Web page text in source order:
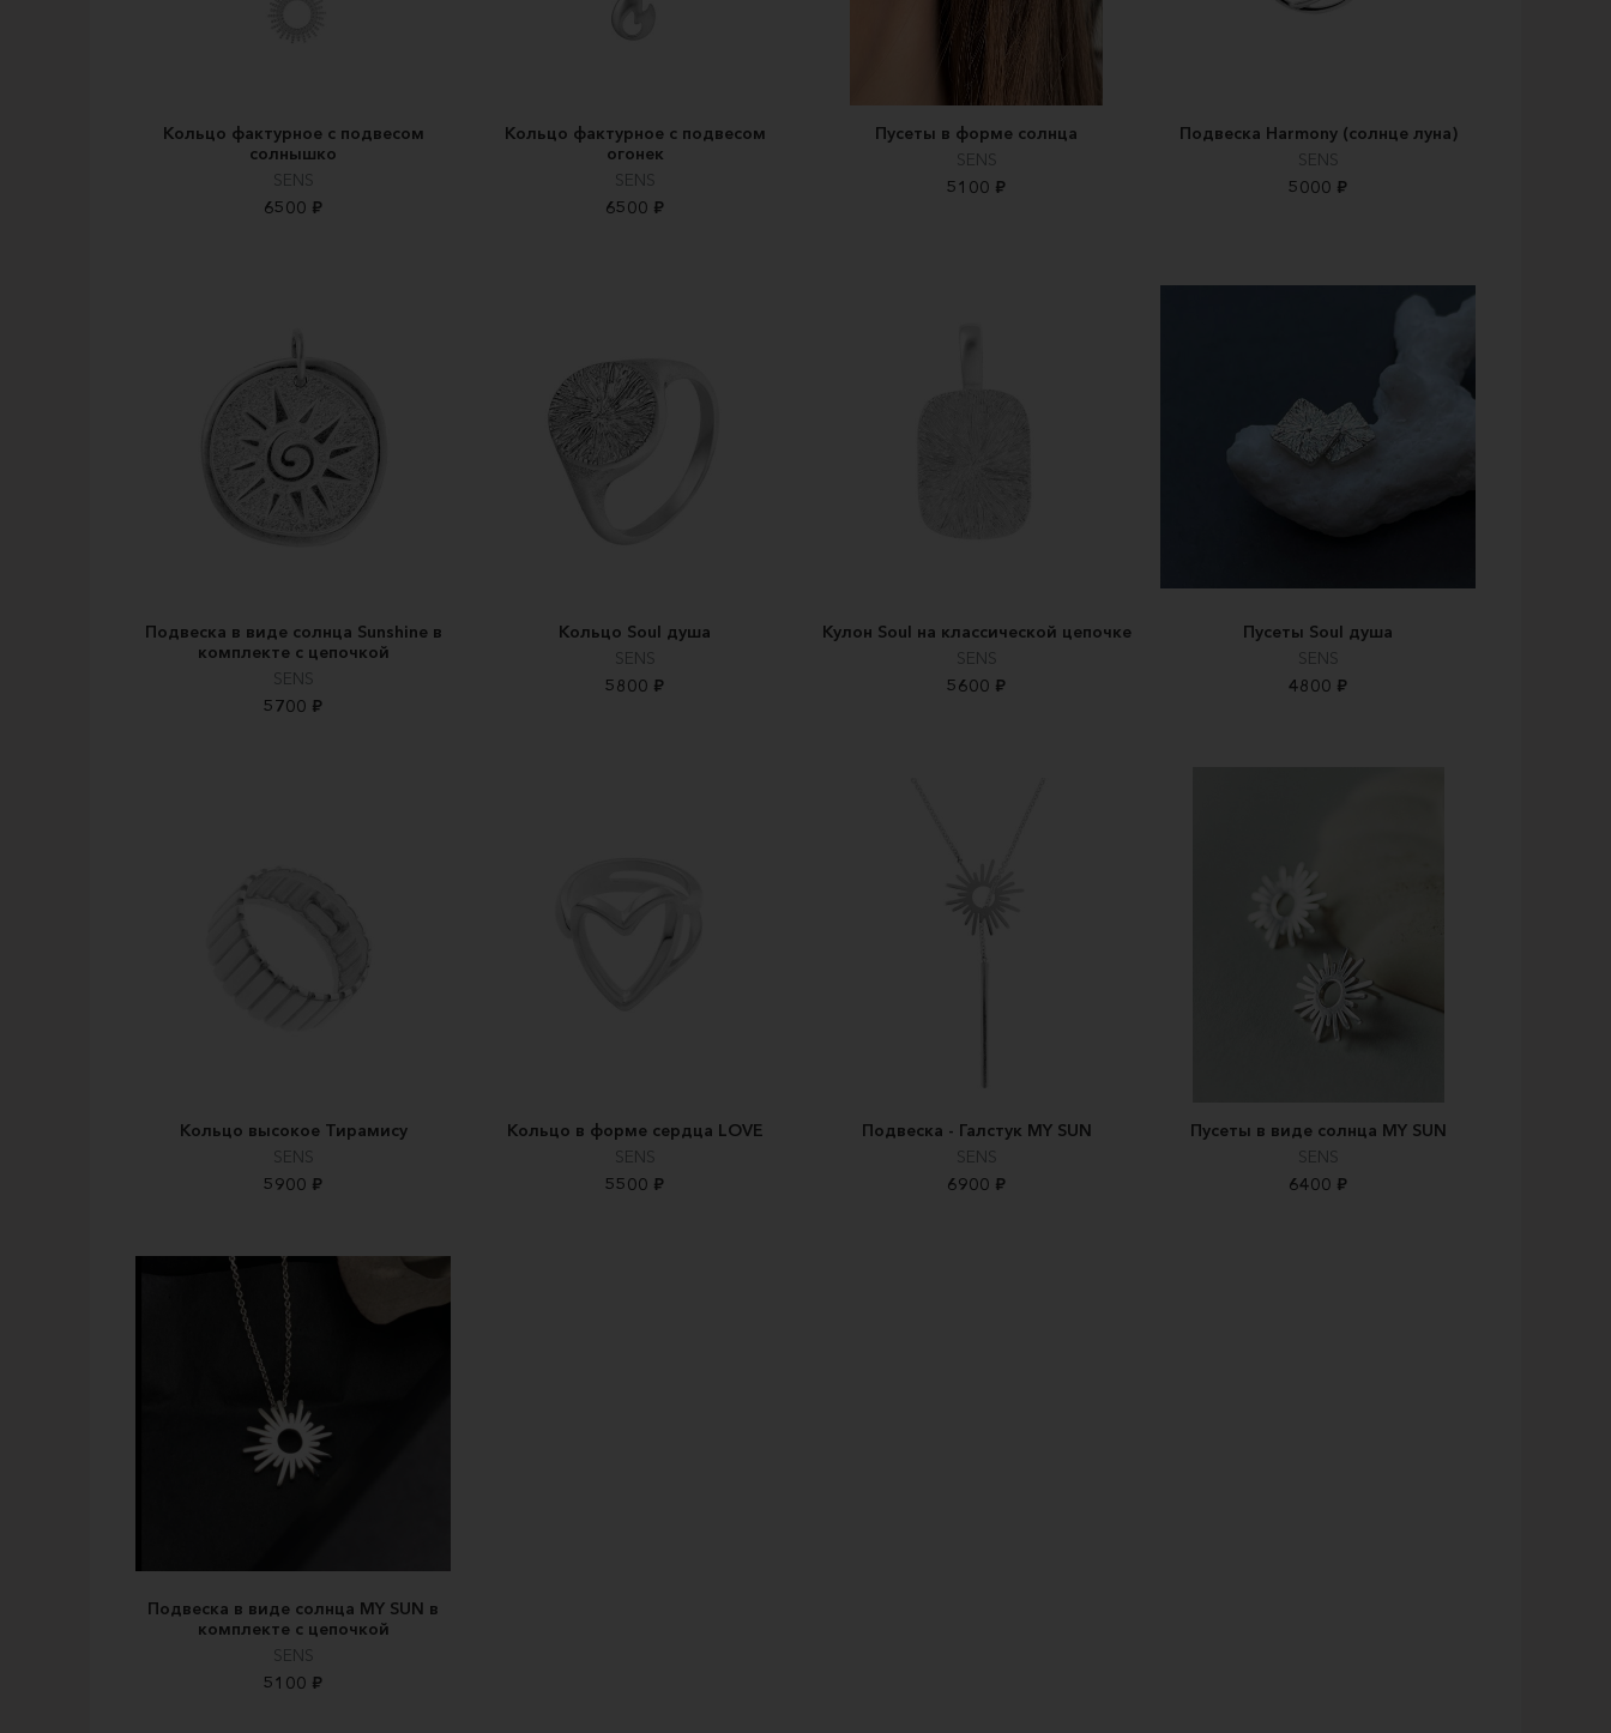
Кольцо фактурное с подвесом
солнышко
SENS
6500 ₽
Кольцо фактурное с подвесом
огонек
SENS
6500 ₽
Пусеты в форме солнца
SENS
5100 ₽
Подвеска Harmony (солнце луна)
SENS
5000 ₽
Подвеска в виде солнца Sunshine в
комплекте с цепочкой
SENS
5700 ₽
Кольцо Soul душа
SENS
5800 ₽
Кулон Soul на классической цепочке
SENS
5600 ₽
Пусеты Soul душа
SENS
4800 ₽
Кольцо высокое Тирамису
SENS
5900 ₽
Кольцо в форме сердца LOVE
SENS
5500 ₽
Подвеска - Галстук MY SUN
SENS
6900 ₽
Пусеты в виде солнца MY SUN
SENS
6400 ₽
Подвеска в виде солнца MY SUN в
комплекте с цепочкой
SENS
5100 ₽